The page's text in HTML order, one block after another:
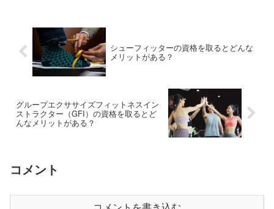
シューフィッターの資格を取るとどんな
メリットがある？
グループエクササイズフィットネスイン
ストラクター（GFI）の資格を取るとど
んなメリットがある？
コメント